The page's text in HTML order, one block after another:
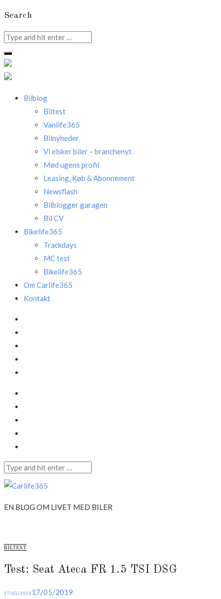
Search
Search
for:
Bilblog
Biltest
Vanlife365
Bilnyheder
Vi elsker biler – branchenyt
Mød ugens profil
Leasing, Køb & Abonnement
Newsflash
Bilblogger garagen
Bil CV
Bikelife365
Trackdays
MC test
Bikelife365
Om Carlife365
Kontakt
Search
for:
Skip
content
EN BLOG OM LIVET MED BILER
CATEGORIES
BILTEST
Test: Seat Ateca FR 1.5 TSI DSG
Posted
17/05/201917/05/2019